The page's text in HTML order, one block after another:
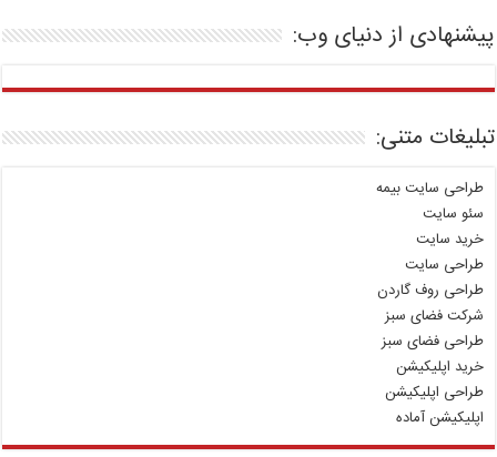
پیشنهادی از دنیای وب:
تبلیغات متنی:
طراحی سایت بیمه
سئو سایت
خرید سایت
طراحی سایت
طراحی روف گاردن
شرکت فضای سبز
طراحی فضای سبز
خرید اپلیکیشن
طراحی اپلیکیشن
اپلیکیشن آماده